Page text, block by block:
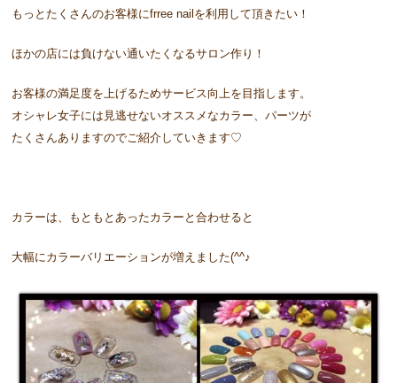
もっとたくさんのお客様にfrree nailを利用して頂きたい！
ほかの店には負けない通いたくなるサロン作り！
お客様の満足度を上げるためサービス向上を目指します。
オシャレ女子には見逃せないオススメなカラー、パーツが
たくさんありますのでご紹介していきます♡
カラーは、もともとあったカラーと合わせると
大幅にカラーバリエーションが増えました(^^♪